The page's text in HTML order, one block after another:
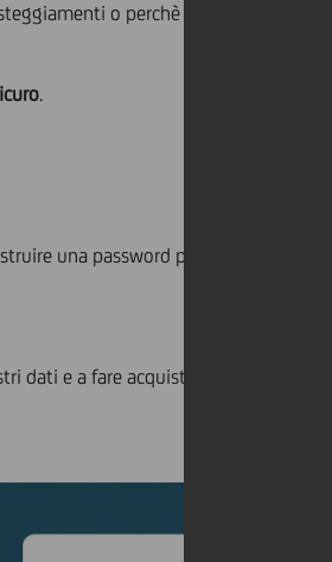
o perchè non avevano
.
una password perfetta, non
dati e a fare acquisti online in tutta